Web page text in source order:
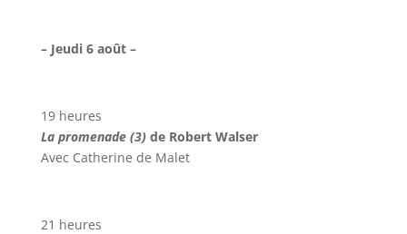
– Jeudi 6 août –
19 heures
La promenade (3) de Robert Walser
Avec Catherine de Malet
21 heures